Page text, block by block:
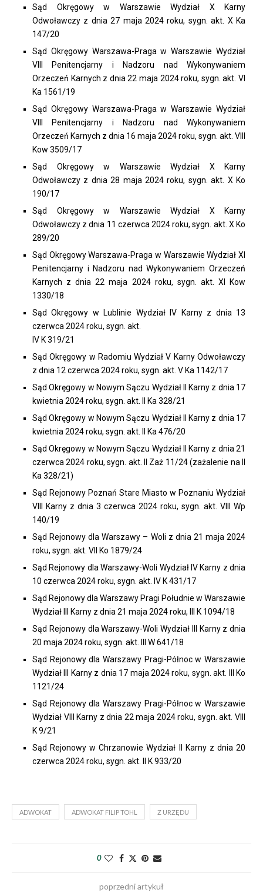
Sąd Okręgowy w Warszawie Wydział X Karny
Odwoławczy z dnia 27 maja 2024 roku, sygn. akt. X Ka
147/20
Sąd Okręgowy Warszawa-Praga w Warszawie Wydział
VIII Penitencjarny i Nadzoru nad Wykonywaniem
Orzeczeń Karnych z dnia 22 maja 2024 roku, sygn. akt. VI
Ka 1561/19
Sąd Okręgowy Warszawa-Praga w Warszawie Wydział
VIII Penitencjarny i Nadzoru nad Wykonywaniem
Orzeczeń Karnych z dnia 16 maja 2024 roku, sygn. akt. VIII
Kow 3509/17
Sąd Okręgowy w Warszawie Wydział X Karny
Odwoławczy z dnia 28 maja 2024 roku, sygn. akt. X Ko
190/17
Sąd Okręgowy w Warszawie Wydział X Karny
Odwoławczy z dnia 11 czerwca 2024 roku, sygn. akt. X Ko
289/20
Sąd Okręgowy Warszawa-Praga w Warszawie Wydział XI
Penitencjarny i Nadzoru nad Wykonywaniem Orzeczeń
Karnych z dnia 22 maja 2024 roku, sygn. akt. XI Kow
1330/18
Sąd Okręgowy w Lublinie Wydział IV Karny z dnia 13
czerwca 2024 roku, sygn. akt.
IV K 319/21
Sąd Okręgowy w Radomiu Wydział V Karny Odwoławczy
z dnia 12 czerwca 2024 roku, sygn. akt. V Ka 1142/17
Sąd Okręgowy w Nowym Sączu Wydział II Karny z dnia 17
kwietnia 2024 roku, sygn. akt. II Ka 328/21
Sąd Okręgowy w Nowym Sączu Wydział II Karny z dnia 17
kwietnia 2024 roku, sygn. akt. II Ka 476/20
Sąd Okręgowy w Nowym Sączu Wydział II Karny z dnia 21
czerwca 2024 roku, sygn. akt. II Zaż 11/24 (zażalenie na II
Ka 328/21)
Sąd Rejonowy Poznań Stare Miasto w Poznaniu Wydział
VIII Karny z dnia 3 czerwca 2024 roku, sygn. akt. VIII Wp
140/19
Sąd Rejonowy dla Warszawy – Woli z dnia 21 maja 2024
roku, sygn. akt. VII Ko 1879/24
Sąd Rejonowy dla Warszawy-Woli Wydział IV Karny z dnia
10 czerwca 2024 roku, sygn. akt. IV K 431/17
Sąd Rejonowy dla Warszawy Pragi Południe w Warszawie
Wydział III Karny z dnia 21 maja 2024 roku, III K 1094/18
Sąd Rejonowy dla Warszawy-Woli Wydział III Karny z dnia
20 maja 2024 roku, sygn. akt. III W 641/18
Sąd Rejonowy dla Warszawy Pragi-Północ w Warszawie
Wydział III Karny z dnia 17 maja 2024 roku, sygn. akt. III Ko
1121/24
Sąd Rejonowy dla Warszawy Pragi-Północ w Warszawie
Wydział VIII Karny z dnia 22 maja 2024 roku, sygn. akt. VIII
K 9/21
Sąd Rejonowy w Chrzanowie Wydział II Karny z dnia 20
czerwca 2024 roku, sygn. akt. II K 933/20
ADWOKAT ADWOKAT FILIP TOHL Z URZĘDU
0
poprzedni artykuł